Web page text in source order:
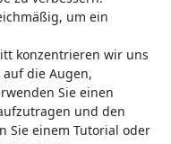
um ein
konzentrieren wir uns
die Augen,
Sie einen
und den
Sie einem Tutorial oder